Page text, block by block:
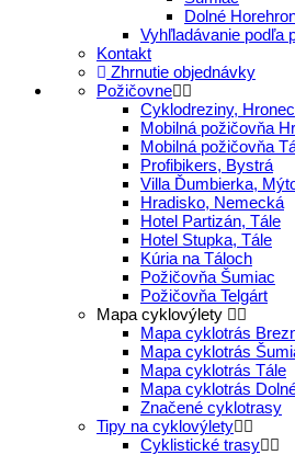
Dolné
Vyhľladávanie podľa
Kontakt
Zhrnutie objednávky
Požičovne
Cyklodreziny, Hronec
Mobilná požičovňa
Mobilná požičovňa
Profibikers, Bystrá
Villa Ďumbierka,
Hradisko, Nemecká
Hotel Partizán, Tále
Hotel Stupka, Tále
Kúria na Táloch
Požičovňa Šumiac
Požičovňa Telgárt
Mapa cyklovýlety
Mapa cyklotrás
Mapa cyklotrás
Mapa cyklotrás Tále
Mapa cyklotrás
Značené cyklotrasy
Tipy na cyklovýlety
Cyklistické trasy